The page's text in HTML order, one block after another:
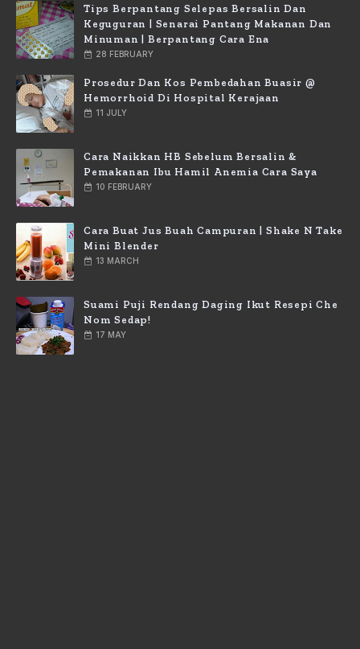
Tips Berpantang Selepas Bersalin Dan
Keguguran | Senarai Pantang Makanan Dan
Minuman | Berpantang Cara Ena
28 FEBRUARY
Prosedur Dan Kos Pembedahan Buasir @
Hemorrhoid Di Hospital Kerajaan
11 JULY
Cara Naikkan HB Sebelum Bersalin &
Pemakanan Ibu Hamil Anemia Cara Saya
10 FEBRUARY
Cara Buat Jus Buah Campuran | Shake N Take
Mini Blender
13 MARCH
Suami Puji Rendang Daging Ikut Resepi Che
Nom Sedap!
17 MAY